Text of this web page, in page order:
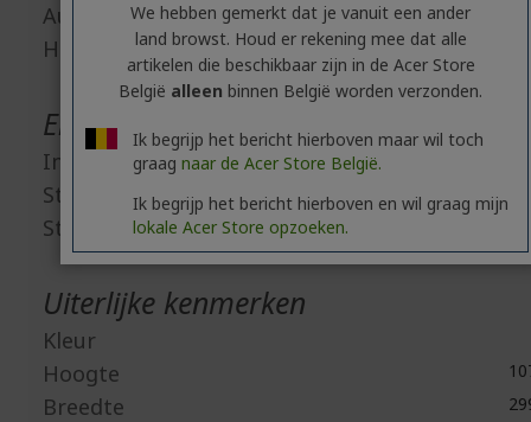
Audio uit
HDMI
Energie
Ingangsspanning
Stroomverbruik (in werking)
Stroomverbruik (standby)
Uiterlijke kenmerken
Kleur
Hoogte
Breedte
We hebben gemerkt dat je vanuit een ander
land browst. Houd er rekening mee dat alle
artikelen die beschikbaar zijn in de Acer Store
België alleen binnen België worden verzonden.
Ik begrijp het bericht hierboven maar wil toch
graag naar de Acer Store België.
Ik begrijp het bericht hierboven en wil graag mijn
lokale Acer Store opzoeken.